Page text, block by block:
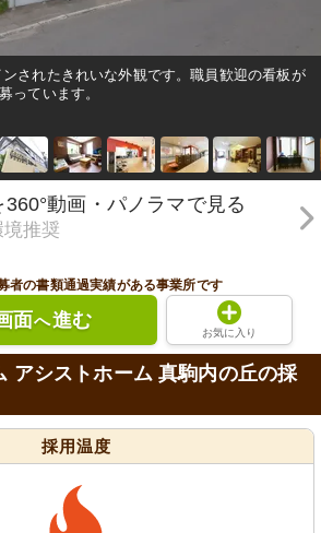
されたきれいな外観です。職員歓迎の看板が
っています。
360°動画・パノラマで見る
推奨
者の書類通過実績がある事業所です
面へ進む
お気に入り
アシストホーム 真駒内の丘の採
採用温度